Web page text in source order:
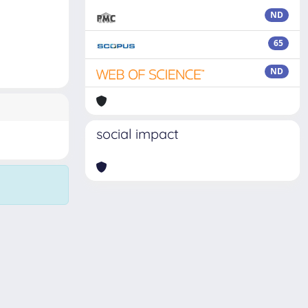
ND
65
ND
social impact